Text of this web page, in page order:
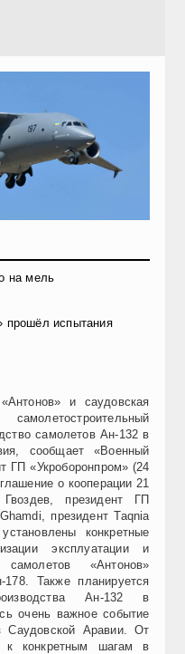
на мель
прошёл испытания
«Антонов» и саудовская
самолетов Ан-132 в
сообщает «Военный
ГП «Укроборонпром» (24
о кооперации 21
президент ГП
президент Taqnia
конкретные
эксплуатации и
«Антонов»
Также планируется
Ан-132 в
очень важное событие
Саудовской Аравии. От
к конкретным шагам в